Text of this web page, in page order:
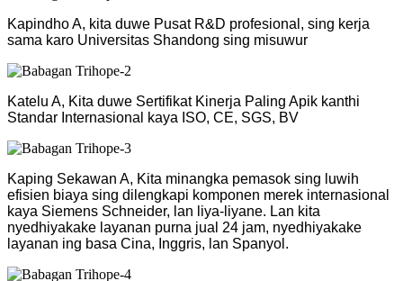
Kapindho A, kita duwe Pusat R&D profesional, sing kerja
sama karo Universitas Shandong sing misuwur
Katelu A, Kita duwe Sertifikat Kinerja Paling Apik kanthi
Standar Internasional kaya ISO, CE, SGS, BV
Kaping Sekawan A, Kita minangka pemasok sing luwih
efisien biaya sing dilengkapi komponen merek internasional
kaya Siemens Schneider, lan liya-liyane. Lan kita
nyedhiyakake layanan purna jual 24 jam, nyedhiyakake
layanan ing basa Cina, Inggris, lan Spanyol.